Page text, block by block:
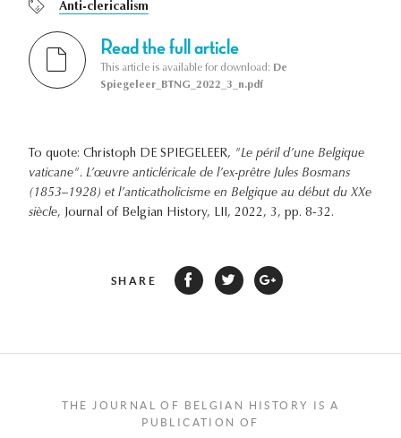
Anti-clericalism
Read the full article
This article is available for download: De
Spiegeleer_BTNG_2022_3_n.pdf
To quote: Christoph DE SPIEGELEER, "Le péril d’une Belgique
vaticane". L’œuvre anticléricale de l’ex-prêtre Jules Bosmans
(1853–1928) et l’anticatholicisme en Belgique au début du XXe
siècle, Journal of Belgian History, LII, 2022, 3, pp. 8-32.
SHARE
THE JOURNAL OF BELGIAN HISTORY IS A
PUBLICATION OF